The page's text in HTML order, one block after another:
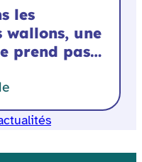
les
une
prend pas…